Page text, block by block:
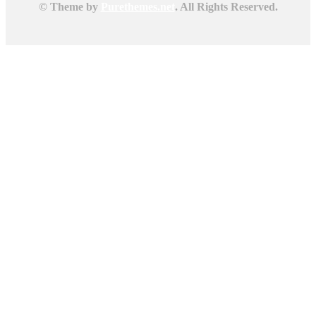
© Theme by . All Rights Reserved.